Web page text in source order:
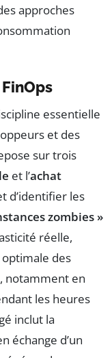
approches
essentielle
et des
sur trois
et l’achat
d’identifier les
zombies »
réelle,
des
notamment en
les heures
inclut la
échange d’un